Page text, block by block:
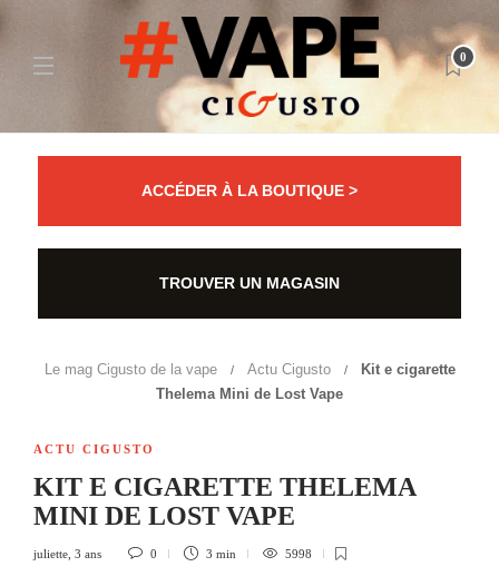
0
ACCÉDER À LA BOUTIQUE >
TROUVER UN MAGASIN
Le mag Cigusto de la vape Actu Cigusto
Kit e cigarette
Thelema Mini de Lost Vape
ACTU CIGUSTO
KIT E CIGARETTE THELEMA
MINI DE LOST VAPE
juliette 3 ans 0 3 min 5998